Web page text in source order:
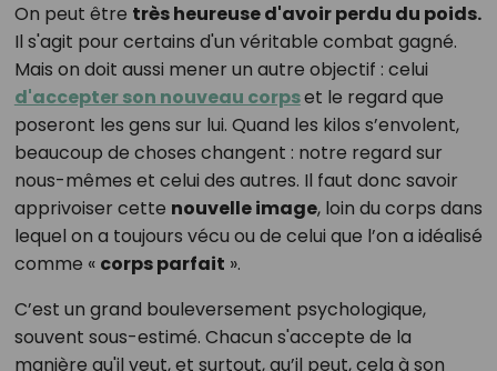
On peut être très heureuse d'avoir perdu du poids.
Il s'agit pour certains d'un véritable combat gagné.
Mais on doit aussi mener un autre objectif : celui
d'accepter son nouveau corpset le regard que
poseront les gens sur lui. Quand les kilos s’envolent,
beaucoup de choses changent : notre regard sur
nous-mêmes et celui des autres. Il faut donc savoir
apprivoiser cette nouvelle image, loin du corps dans
lequel on a toujours vécu ou de celui que l’on a idéalisé
comme « corps parfait ».
C’est un grand bouleversement psychologique,
souvent sous-estimé. Chacun s'accepte de la
manière qu'il veut, et surtout, qu’il peut, cela à son